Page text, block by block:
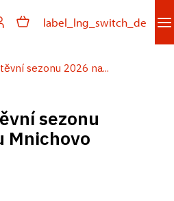
label_lng_switch_de
sezonu 2026 na...
sezonu
Mnichovo